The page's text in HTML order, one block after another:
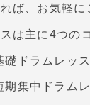
ば、お気軽に
は主に4つの
礎ドラムレッ
期集中ドラム